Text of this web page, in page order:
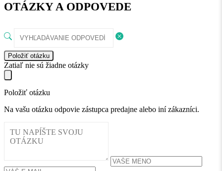
OTÁZKY A ODPOVEDE
Položiť otázku
Zatiaľ nie sú žiadne otázky
Položiť otázku
Na vašu otázku odpovie zástupca predajne alebo iní zákazníci.